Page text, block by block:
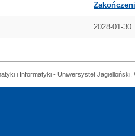
2028-01-30
i Informatyki - Uniwersystet